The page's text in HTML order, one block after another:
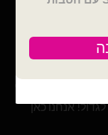
ובסיטונאות
אנחנו כאן